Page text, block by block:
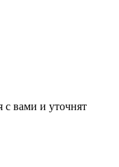
с вами и уточнят